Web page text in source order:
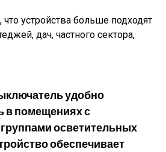
устройства больше подходят
дач, частного сектора,
удобно
в помещениях с
осветительных
обеспечивает